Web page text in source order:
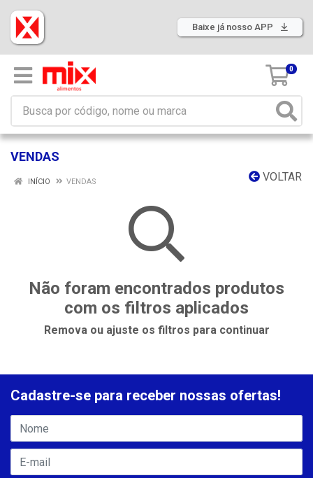
Baixe já nosso APP
0
VENDAS
VOLTAR
INÍCIO VENDAS
Não foram encontrados produtos
com os filtros aplicados
Remova ou ajuste os filtros para continuar
Cadastre-se para receber nossas ofertas!